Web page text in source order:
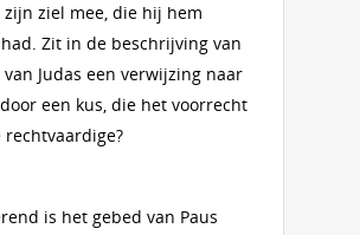
zijn ziel mee, die hij hem
Zit in de beschrijving van
van Judas een verwijzing naar
een kus, die het voorrecht
rechtvaardige?
is het gebed van Paus